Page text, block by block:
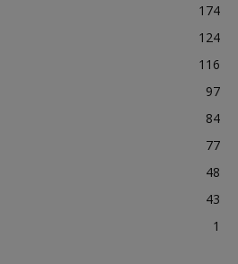
174
124
116
97
84
77
48
43
1